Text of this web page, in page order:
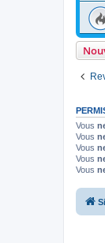
Vous
Vous
Vous
Vous
Vous